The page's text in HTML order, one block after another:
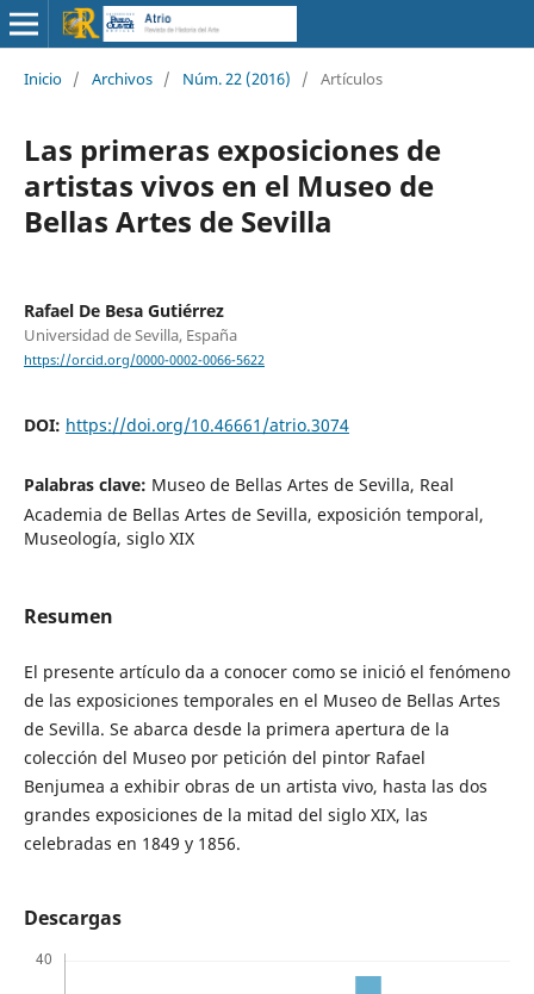
Inicio / Archivos / Núm. 22 (2016) / Artículos
Las primeras exposiciones de
artistas vivos en el Museo de
Bellas Artes de Sevilla
Rafael De Besa Gutiérrez
Universidad de Sevilla, España
https://orcid.org/0000-0002-0066-5622
DOI: https://doi.org/10.46661/atrio.3074
Palabras clave: Museo de Bellas Artes de Sevilla, Real
Academia de Bellas Artes de Sevilla, exposición temporal,
Museología, siglo XIX
Resumen
El presente artículo da a conocer como se inició el fenómeno
de las exposiciones temporales en el Museo de Bellas Artes
de Sevilla. Se abarca desde la primera apertura de la
colección del Museo por petición del pintor Rafael
Benjumea a exhibir obras de un artista vivo, hasta las dos
grandes exposiciones de la mitad del siglo XIX, las
celebradas en 1849 y 1856.
Descargas